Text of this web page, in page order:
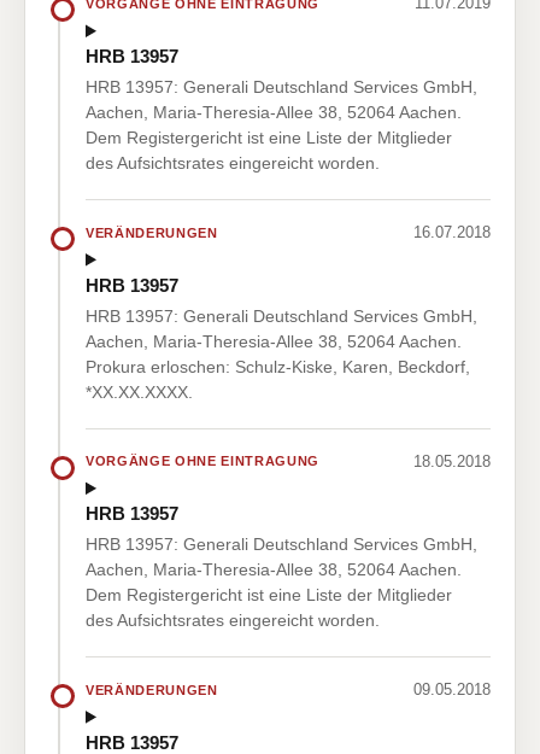
VORGÄNGE OHNE EINTRAGUNG
HRB 13957
HRB 13957: Generali Deutschland Services GmbH,
Aachen, Maria-Theresia-Allee 38, 52064 Aachen.
Dem Registergericht ist eine Liste der Mitglieder
des Aufsichtsrates eingereicht worden.
VERÄNDERUNGEN 16.07.2018
HRB 13957
HRB 13957: Generali Deutschland Services GmbH,
Aachen, Maria-Theresia-Allee 38, 52064 Aachen.
Prokura erloschen: Schulz-Kiske, Karen, Beckdorf,
*XX.XX.XXXX.
VORGÄNGE OHNE EINTRAGUNG 18.05.2018
HRB 13957
HRB 13957: Generali Deutschland Services GmbH,
Aachen, Maria-Theresia-Allee 38, 52064 Aachen.
Dem Registergericht ist eine Liste der Mitglieder
des Aufsichtsrates eingereicht worden.
VERÄNDERUNGEN 09.05.2018
HRB 13957